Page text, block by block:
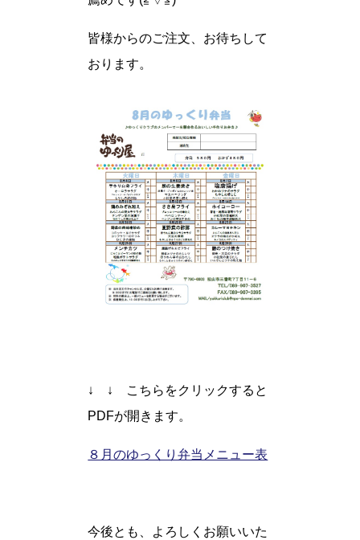
皆様からのご注文、お待ちして
おります。
↓ ↓ こちらをクリックすると
PDFが開きます。
８月のゆっくり弁当メニュー表
今後とも、よろしくお願いいた